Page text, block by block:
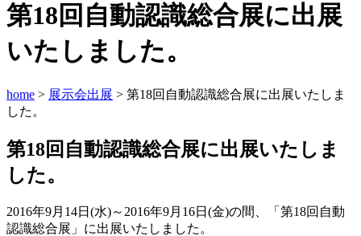
第18回自動認識総合展に出展
いたしました。
home > 展示会出展 > 第18回自動認識総合展に出展いたしま
した。
第18回自動認識総合展に出展いたしま
した。
2016年9月14日(水)～2016年9月16日(金)の間、「第18回自動
認識総合展」に出展いたしました。